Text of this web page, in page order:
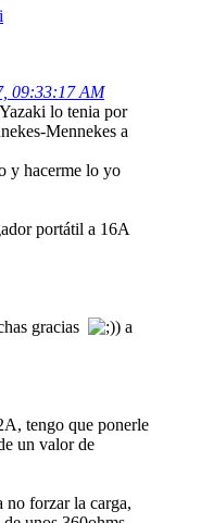
09:33:17 AM
lo tenia por
Mennekes a
y hacerme lo yo
portátil a 16A
gracias
) a
tengo que ponerle
un valor de
no forzar la carga,